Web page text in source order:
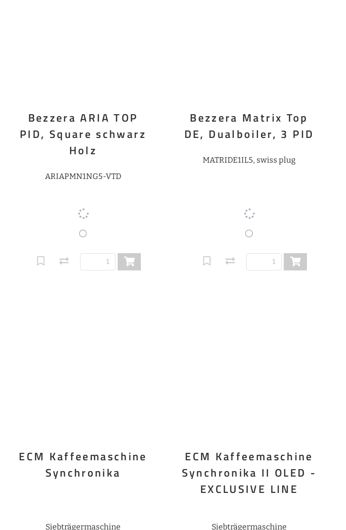
Bezzera ARIA TOP
PID, Square schwarz
Holz
ARIAPMN1NG5-VTD
Bezzera Matrix Top
DE, Dualboiler, 3 PID
MATRIDE1IL5, swiss plug
ECM Kaffeemaschine
Synchronika
Siebträgermaschine
ECM Kaffeemaschine
Synchronika II OLED -
EXCLUSIVE LINE
Siebträgermaschine